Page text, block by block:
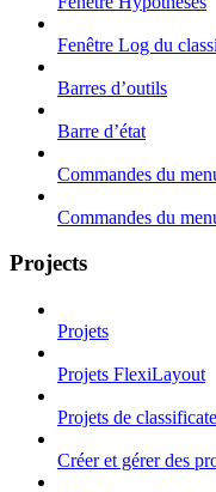
Fenêtre Log du
Barres d’outils
Barre d’état
Commandes du
Commandes du
Projects
Projets
Projets FlexiLayout
Projets de
Créer et gérer des